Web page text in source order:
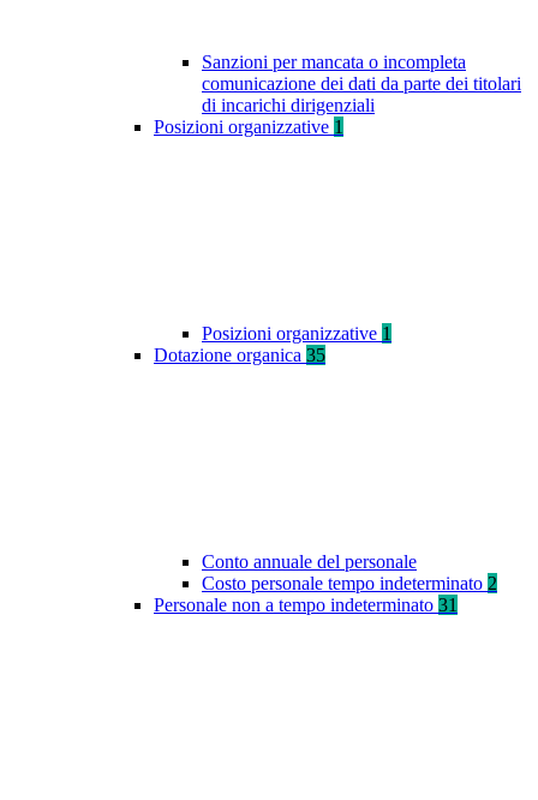
Sanzioni per mancata o incompleta
comunicazione dei dati da parte dei titolari
di incarichi dirigenziali
Posizioni organizzative 1
Posizioni organizzative 1
Dotazione organica 35
Conto annuale del personale
Costo personale tempo indeterminato 2
Personale non a tempo indeterminato 31